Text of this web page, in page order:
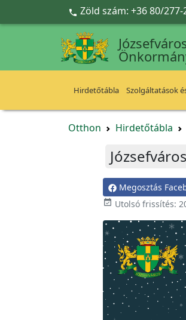
Ugrás a fő tartalomra
 Zöld szám: +36 80/277-
Hirdetőtábla Szolgáltatások
Otthon Hirdetőtábla
Megosztás
 Utolsó frissítés: